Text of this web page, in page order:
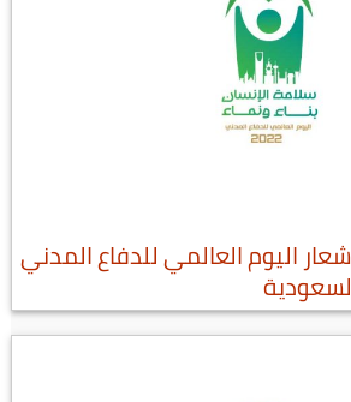
بدقة عالية PDF شعار اليوم العالمي للدفاع المدني